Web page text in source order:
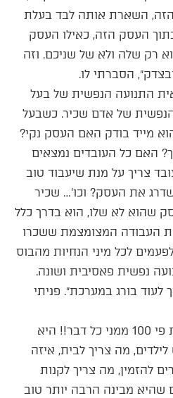
השארת אותה לבד בעלת
העסק הזה, כאילו העסק
רק שלה ולא של שניכם. וזה
הסברתי לו.
התנועה הנפשית של בעל
של אדם שכיר. כשבעל
מייד בודק האם העסק נקי?
האם כל העובדים נמצאים
צריך על מנת שיעבוד טוב
את העסק? וכו'… שכיר
שהוא לא שלו, הוא בדרך כלל
העבודה המצומצמת ששכרו
לכל מיני הנחיות מהבוס
נפשית פאסיבית ושונה.
בורג במערכת״. פניתי
״מה את מצפה? היא יודעת פי 100 ממני כל דבר!! היא
לילדים, מה צריך לבית, איזה
להזמין, מה צריך לקנות
שהיא מבינה הרבה יותר טוב